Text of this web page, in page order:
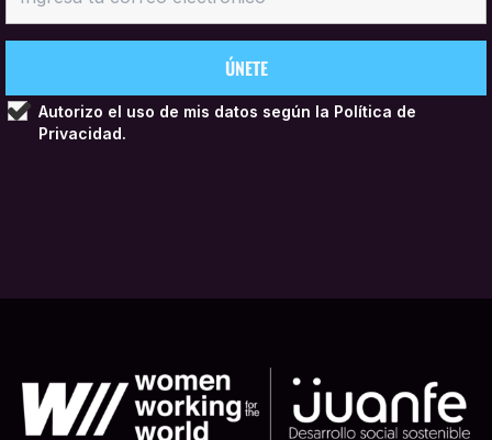
Autorizo el uso de mis datos según la Política de
Privacidad.